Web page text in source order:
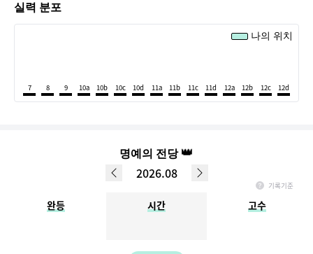
실력 분포
나의 위치
7 8 9 10a 10b 10c 10d 11a 11b 11c 11d 12a 12b 12c 12d
명예의 전당 👑
2026.08
기록기준
매월 1일 ~ 마지막일 기록, 다음 달 1일 정오까지 입력한 데이터만 반영됩니다.
(ex. 3월 명예의 전당 - 4월 1일 정오 이전까지 입력완료한 결과가 반영)
완등 시간 고수